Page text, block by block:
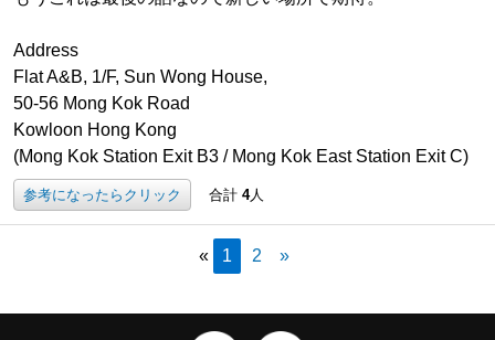
Address
Flat A&B, 1/F, Sun Wong House,
50-56 Mong Kok Road
Kowloon Hong Kong
(Mong Kok Station Exit B3 / Mong Kok East Station Exit C)
参考になったらクリック 合計 4人
« 1 2 »